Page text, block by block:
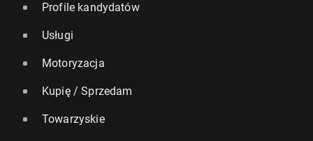
Profile kandydatów
Usługi
Motoryzacja
Kupię / Sprzedam
Towarzyskie